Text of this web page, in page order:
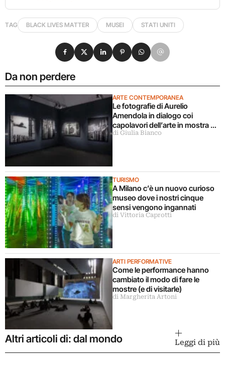
TAG BLACK LIVES MATTER MUSEI STATI UNITI
Da non perdere
ARTE CONTEMPORANEA
Le fotografie di Aurelio
Amendola in dialogo coi
capolavori dell’arte in mostra a
Milano
di Giulia Bianco
TURISMO
A Milano c’è un nuovo curioso
museo dove i nostri cinque
sensi vengono ingannati
di Vittoria Caprotti
ARTI PERFORMATIVE
Come le performance hanno
cambiato il modo di fare le
mostre (e di visitarle)
di Margherita Artoni
Condividi su Facebook
Condividi su X
Condividi su LinkedIn
Condividi su Pinterest
Condividi su WhatsApp
Condividi su Email
Altri articoli di: dal mondo Leggi di più